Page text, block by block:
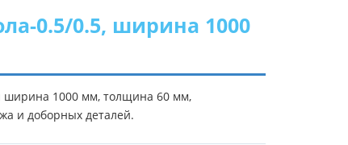
0.5/0.5, ширина 1000
ширина 1000 мм, толщина 60 мм,
и доборных деталей.